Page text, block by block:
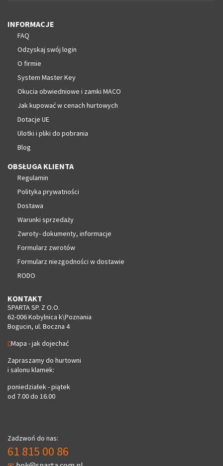
INFORMACJE
FAQ
Odzyskaj swój login
O firmie
System Master Key
Okucia obwiedniowe i zamki MACO
Jak kupować w cenach hurtowych
Dotacje UE
Ulotki i pliki do pobrania
Blog
OBSŁUGA KLIENTA
Regulamin
Polityka prywatności
Dostawa
Warunki sprzedaży
Zwroty- dokumenty, informacje
Formularz zwrotów
Formularz niezgodności w dostawie
RODO
KONTAKT
SPARTA SP. Z O.O.
62-006 Kobylnica k\Poznania
Bogucin, ul. Boczna 4
Mapa - jak dojechać
Zapraszamy do hurtowni
i salonu klamek:
poniedziałek - piątek
od 7.00 do 16.00
Zadzwoń do nas:
61 815 00 86